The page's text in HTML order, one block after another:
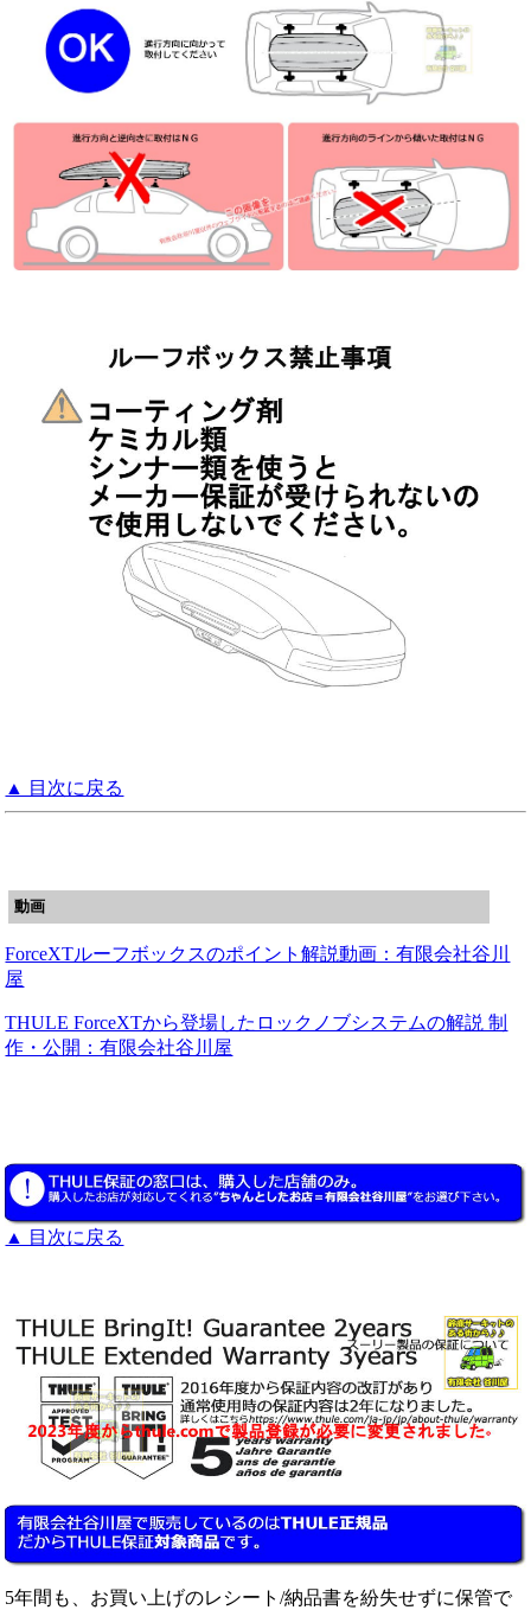
▲ 目次に戻る
動画
ForceXTルーフボックスのポイント解説動画：有限会社谷川
屋
THULE ForceXTから登場したロックノブシステムの解説 制
作・公開：有限会社谷川屋
▲ 目次に戻る
5年間も、お買い上げのレシート/納品書を紛失せずに保管で